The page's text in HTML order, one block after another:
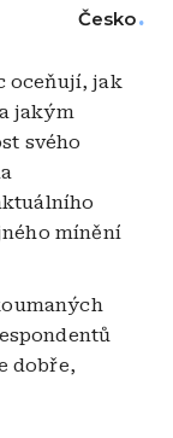
Česko
oceňují, jak
jakým
svého
mínění
dobře,